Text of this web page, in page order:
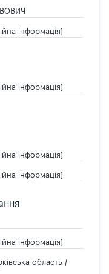
інформація]
інформація]
інформація]
інформація]
інформація]
область /